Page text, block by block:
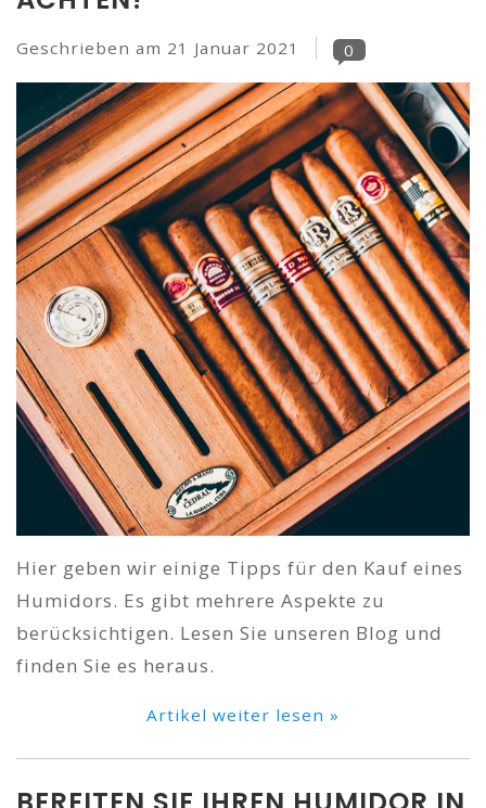
Geschrieben am 21 Januar 2021 0
Hier geben wir einige Tipps für den Kauf eines
Humidors. Es gibt mehrere Aspekte zu
berücksichtigen. Lesen Sie unseren Blog und
finden Sie es heraus.
Artikel weiter lesen »